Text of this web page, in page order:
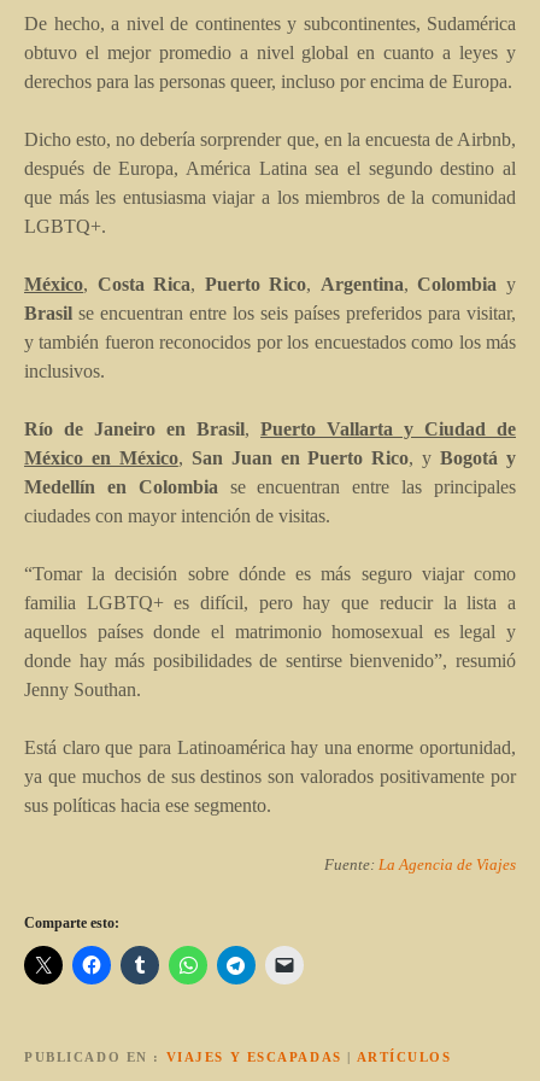
De hecho, a nivel de continentes y subcontinentes, Sudamérica
obtuvo el mejor promedio a nivel global en cuanto a leyes y
derechos para las personas queer, incluso por encima de Europa.
Dicho esto, no debería sorprender que, en la encuesta de Airbnb,
después de Europa, América Latina sea el segundo destino al
que más les entusiasma viajar a los miembros de la comunidad
LGBTQ+.
México, Costa Rica, Puerto Rico, Argentina,Colombia y
Brasil se encuentran entre los seis países preferidos para visitar,
y también fueron reconocidos por los encuestados como los más
inclusivos.
Río de Janeiro en Brasil, Puerto Vallarta y Ciudad de
México en México, San Juan en Puerto Rico, yBogotá y
Medellín en Colombia se encuentran entre las principales
ciudades con mayor intención de visitas.
“Tomar la decisión sobre dónde es más seguro viajar como
familia LGBTQ+ es difícil, pero hay que reducir la lista a
aquellos países donde el matrimonio homosexual es legal y
donde hay más posibilidades de sentirse bienvenido”, resumió
Jenny Southan.
Está claro que para Latinoamérica hay una enorme oportunidad,
ya que muchos de sus destinos son valorados positivamente por
sus políticas hacia ese segmento.
Fuente: La Agencia de Viajes
Comparte esto:
PUBLICADO EN VIAJES Y ESCAPADAS | ARTÍCULOS